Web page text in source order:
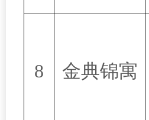
8 金典锦寓